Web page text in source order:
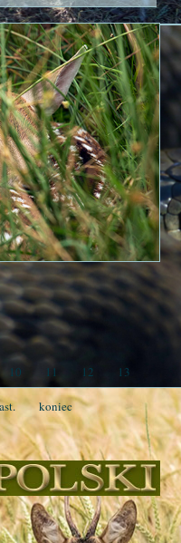
10 11 12 13
koniec